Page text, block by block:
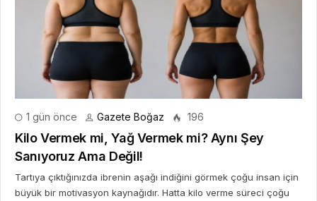
1 gün önce Gazete Boğaz 196
Kilo Vermek mi, Yağ Vermek mi? Aynı Şey
Sanıyoruz Ama Değil!
Tartıya çıktığınızda ibrenin aşağı indiğini görmek çoğu insan için
büyük bir motivasyon kaynağıdır. Hatta kilo verme süreci çoğu